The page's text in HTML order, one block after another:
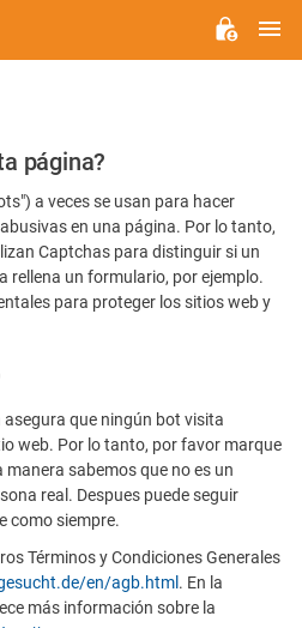
página?
a veces se usan para hacer
en una página. Por lo tanto,
Captchas para distinguir si un
rellena un formulario, por ejemplo.
para proteger los sitios web y
asegura que ningún bot visita
web. Por lo tanto, por favor marque
manera sabemos que no es un
real. Despues puede seguir
como siempre.
Términos y Condiciones Generales
en/agb.html . En la
más información sobre la